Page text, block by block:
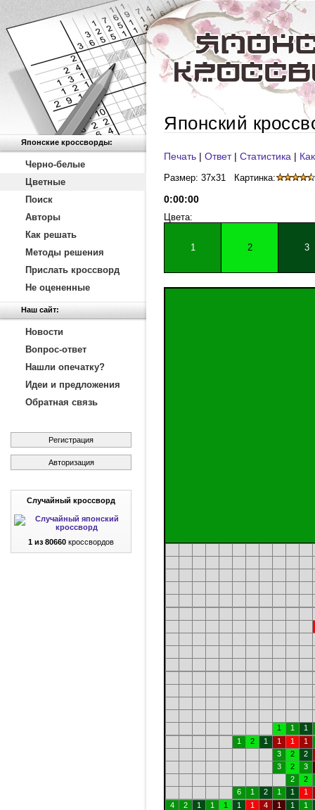
Японские кроссворды:
Черно-белые
Цветные
Поиск
Авторы
Как решать
Методы решения
Прислать кроссворд
Не оцененные
Наш сайт:
Новости
Вопрос-ответ
Нашли опечатку?
Идеи и предложения
Обратная связь
Регистрация
Авторизация
Случайный кроссворд
1 из 80660 кроссвордов
Японский
Печать | Ответ| Статистика |
Размер: 37x31 Картинка:
0:00:00
Цвета:
1 2 3
1 1
1
1
2 1 1 1
1
3
2
2
3
2
3
2
2
6
1 2 1 1
1
4
2 1 1 1 1 1 4 1 1
1